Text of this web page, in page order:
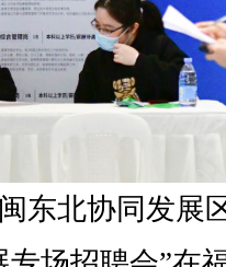
东北协同发展